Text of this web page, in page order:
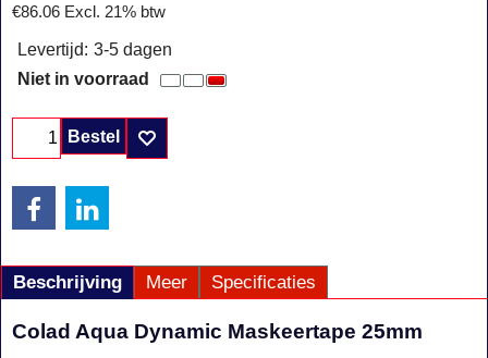
€86.06 Excl. 21% btw
Levertijd: 3-5 dagen
Niet in voorraad
Bestel
Beschrijving Meer Specificaties
Colad Aqua Dynamic Maskeertape 25mm